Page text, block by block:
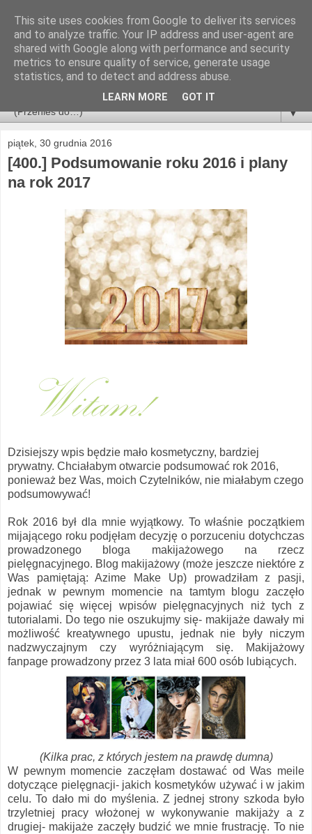
▼
piątek, 30 grudnia 2016
[400.] Podsumowanie roku 2016 i plany
na rok 2017
Dzisiejszy wpis będzie mało kosmetyczny, bardziej
prywatny. Chciałabym otwarcie podsumować rok 2016,
ponieważ bez Was, moich Czytelników, nie miałabym czego
podsumowywać!
Rok 2016 był dla mnie wyjątkowy. To właśnie początkiem
mijającego roku podjęłam decyzję o porzuceniu dotychczas
prowadzonego bloga makijażowego na rzecz
pielęgnacyjnego. Blog makijażowy (może jeszcze niektóre z
Was pamiętają: Azime Make Up) prowadziłam z pasji,
jednak w pewnym momencie na tamtym blogu zaczęło
pojawiać się więcej wpisów pielęgnacyjnych niż tych z
tutorialami. Do tego nie oszukujmy się- makijaże dawały mi
możliwość kreatywnego upustu, jednak nie były niczym
nadzwyczajnym czy wyróżniającym się. Makijażowy
fanpage prowadzony przez 3 lata miał 600 osób lubiących.
(Kilka prac, z których jestem na prawdę dumna)
W pewnym momencie zaczęłam dostawać od Was meile
dotyczące pielęgnacji- jakich kosmetyków używać i w jakim
celu. To dało mi do myślenia. Z jednej strony szkoda było
trzyletniej pracy włożonej w wykonywanie makijaży a z
drugiej- makijaże zaczęły budzić we mnie frustrację. To nie
This site uses cookies from Google to deliver its services
and to analyze traffic. Your IP address and user-agent are
shared with Google along with performance and security
metrics to ensure quality of service, generate usage
statistics, and to detect and address abuse.
LEARN MORE GOT IT